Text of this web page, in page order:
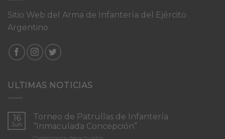
Sitio Web del Arma de Infantería del Ejército
Argentino
ULTIMAS NOTICIAS
16
Jun
Torneo de Patrullas de Infantería
“Inmaculada Concepción”